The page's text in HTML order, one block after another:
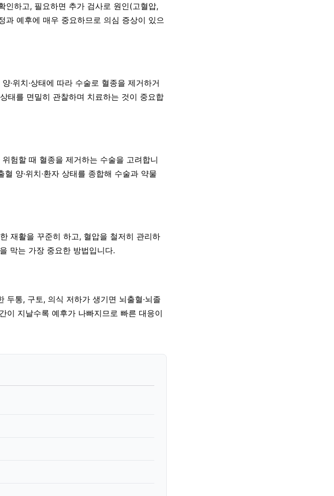
인하고, 필요하면 추가 검사로 원인(고혈압,
과 예후에 매우 중요하므로 의심 증상이 있으
·위치·상태에 따라 수술로 혈종을 제거하거
태를 면밀히 관찰하며 치료하는 것이 중요합
험할 때 혈종을 제거하는 수술을 고려합니
양·위치·환자 상태를 종합해 수술과 약물
재활을 꾸준히 하고, 혈압을 철저히 관리하
막는 가장 중요한 방법입니다.
통, 구토, 의식 저하가 생기면 뇌출혈·뇌졸
이 지날수록 예후가 나빠지므로 빠른 대응이